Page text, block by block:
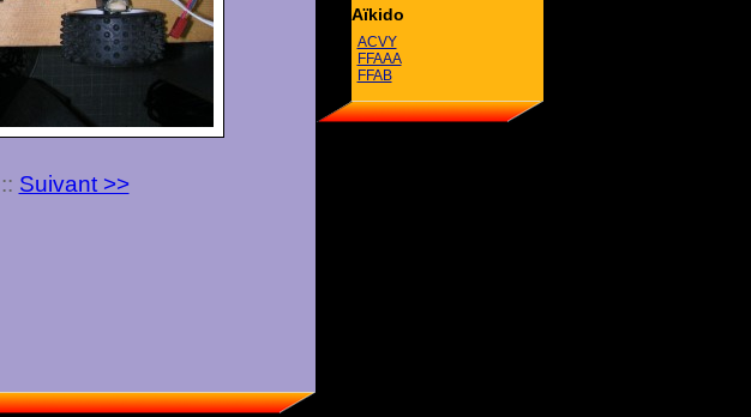
:: Suivant >>
Aïkido
ACVY
FFAAA
FFAB